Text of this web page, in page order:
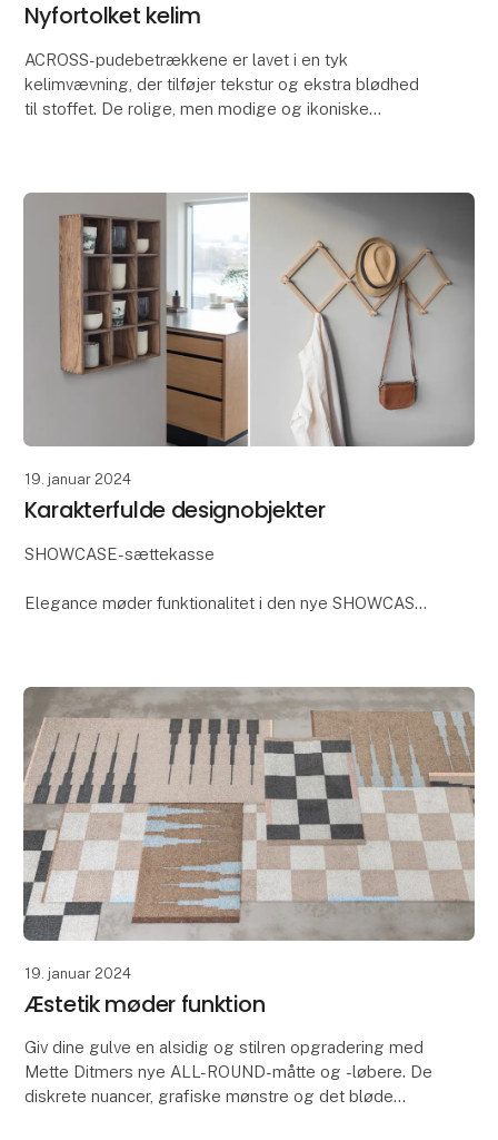
Nyfortolket kelim
ACROSS-pudebetrækkene er lavet i en tyk
kelimvævning, der tilføjer tekstur og ekstra blødhed
til stoffet. De rolige, men modige og ikoniske
19. januar 2024
Karakterfulde designobjekter
SHOWCASE-sættekasse
Elegance møder funktionalitet i den nye SHOWCASE-
19. januar 2024
Æstetik møder funktion
Giv dine gulve en alsidig og stilren opgradering med
Mette Ditmers nye ALL-ROUND-måtte og -løbere. De
diskrete nuancer, grafiske mønstre og det bløde